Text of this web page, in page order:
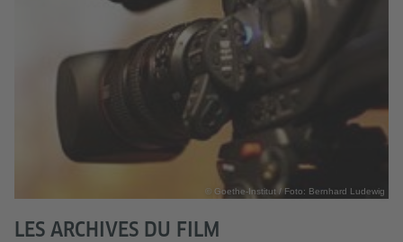
© Goethe-Institut / Foto: Bernhard Ludewig
LES ARCHIVES DU FILM